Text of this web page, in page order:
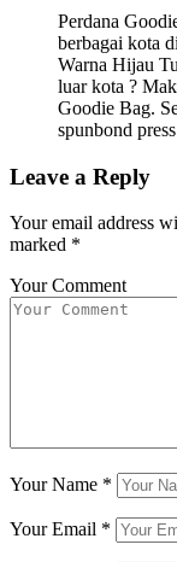
Perdana
berbagai kota
Warna Hijau
luar kota ?
Goodie Bag.
spunbond
Leave a Reply
Your email address
marked *
Your Comment
Your Name *
Your Email *